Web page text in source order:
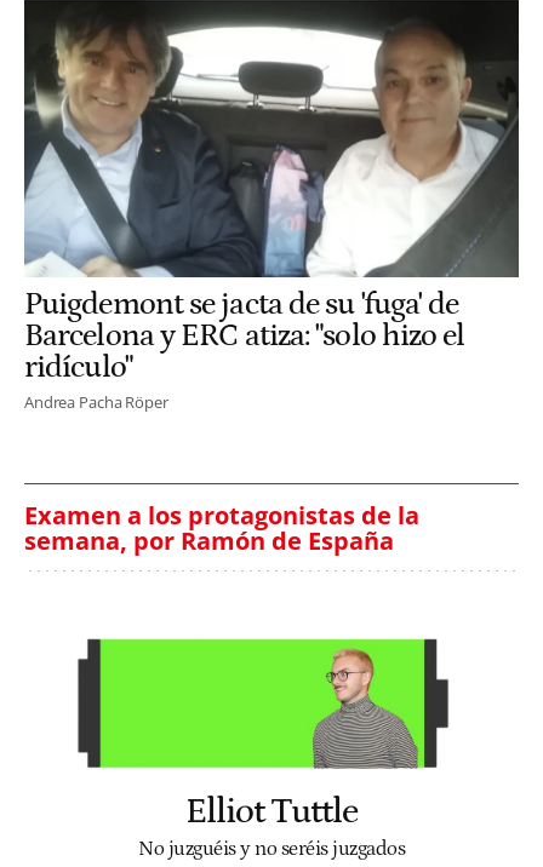
Puigdemont se jacta de su 'fuga' de
Barcelona y ERC atiza: "solo hizo el
ridículo"
Andrea Pacha Röper
Examen a los protagonistas de la
semana, por Ramón de España
Elliot Tuttle
No juzguéis y no seréis juzgados